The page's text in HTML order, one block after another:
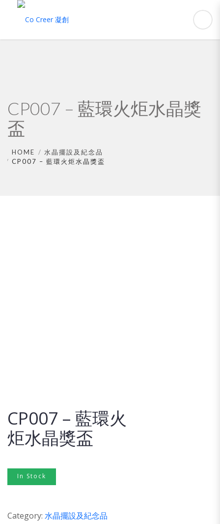
CP007 – 藍環火炬水晶獎
盃
HOME
水晶擺設及紀念品
CP007 – 藍環火炬水晶獎盃
CP007 – 藍環火
炬水晶獎盃
In Stock
Category: 水晶擺設及紀念品